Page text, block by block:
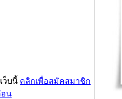
ว็บนี้ คลิกเพื่อสมัคสมาชิก
น